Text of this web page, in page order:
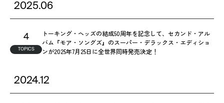
2025.06
4
TOPICS
トーキング・ヘッズの結成50周年を記念して、セカンド・アル
バム『モア・ソングズ』のスーパー・デラックス・エディショ
ンが2025年7月25日に全世界同時発売決定！
2024.12